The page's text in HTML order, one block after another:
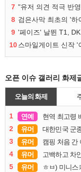
7
8 검은사막 최초의 '하
9 '페이즈' 날뛴 T1,
10스마일게이트 신작 '
오픈 이슈 갤러리 화제
오늘의 화제
1 연예 현역 최고령
2
유머 대한민국 군
3
유머 캠핑 처음 간
4
유머 고백하고 차
5
유머 ㅎㅂ) 미니스